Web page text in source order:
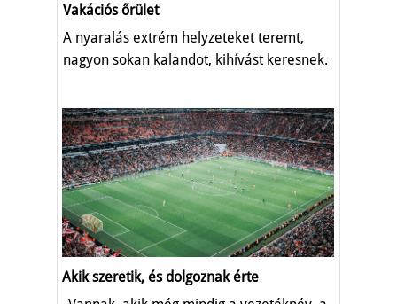
Vakációs őrület
A nyaralás extrém helyzeteket teremt,
nagyon sokan kalandot, kihívást keresnek.
Akik szeretik, és dolgoznak érte